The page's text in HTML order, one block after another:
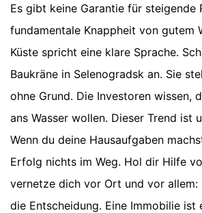
Es gibt keine Garantie für steigende
fundamentale Knappheit von gutem
Küste spricht eine klare Sprache.
Baukräne in Selenogradsk an. Sie
ohne Grund. Die Investoren wissen,
ans Wasser wollen. Dieser Trend ist
Wenn du deine Hausaufgaben
Erfolg nichts im Weg. Hol dir Hilfe
vernetze dich vor Ort und vor
die Entscheidung. Eine Immobilie ist